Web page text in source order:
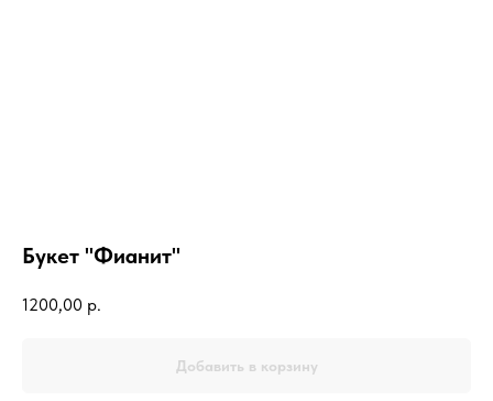
Букет "Фианит"
1200,00 р.
Добавить в корзину